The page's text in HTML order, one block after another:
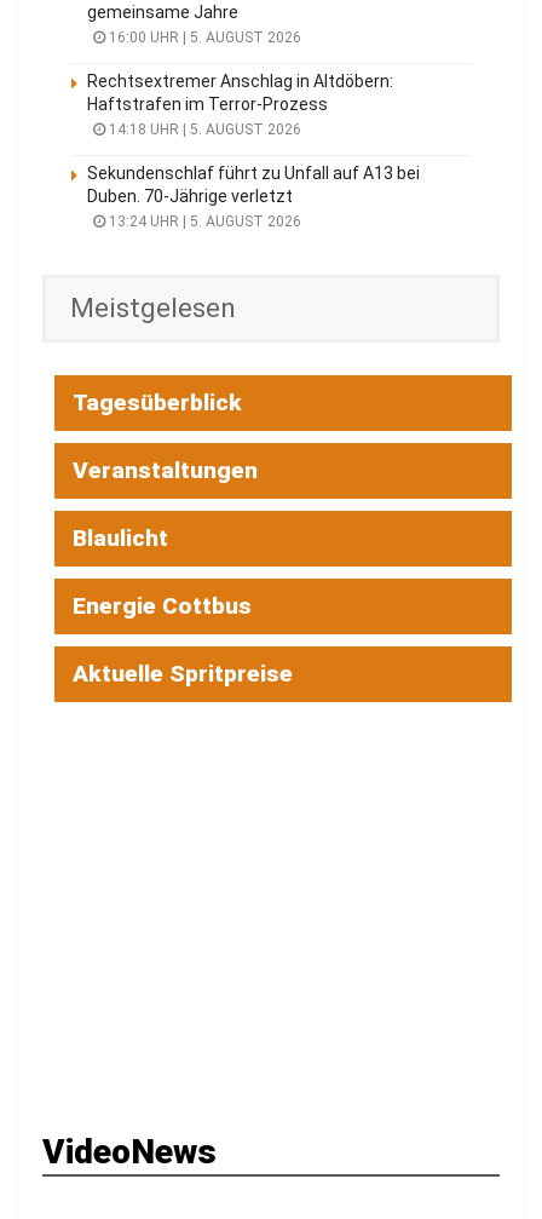
gemeinsame Jahre
16:00 UHR | 5. AUGUST 2026
Rechtsextremer Anschlag in Altdöbern:
Haftstrafen im Terror-Prozess
14:18 UHR | 5. AUGUST 2026
Sekundenschlaf führt zu Unfall auf A13 bei
Duben. 70-Jährige verletzt
13:24 UHR | 5. AUGUST 2026
Meistgelesen
Tagesüberblick
Veranstaltungen
Blaulicht
Energie Cottbus
Aktuelle Spritpreise
VideoNews